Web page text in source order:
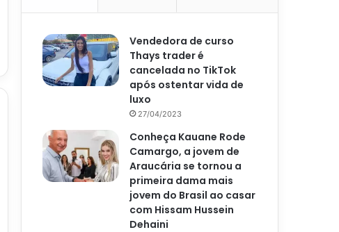
Vendedora de curso
Thays trader é
cancelada no TikTok
após ostentar vida de
luxo
27/04/2023
Conheça Kauane Rode
Camargo, a jovem de
Araucária se tornou a
primeira dama mais
jovem do Brasil ao casar
com Hissam Hussein
Dehaini